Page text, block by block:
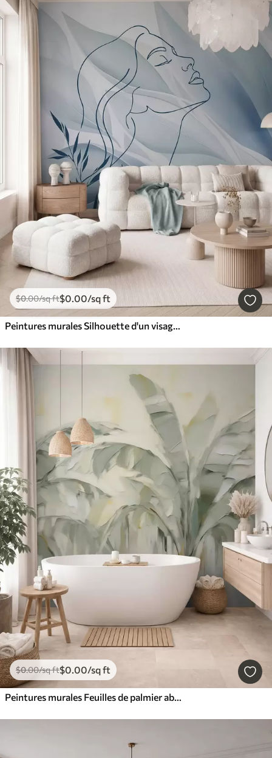
$0.00/sq ft$0.00/sq ft
Peintures murales Silhouette d'un visage sur un fond abstrait
$0.00/sq ft$0.00/sq ft
Peintures murales Feuilles de palmier abstraites, imitation de peinture